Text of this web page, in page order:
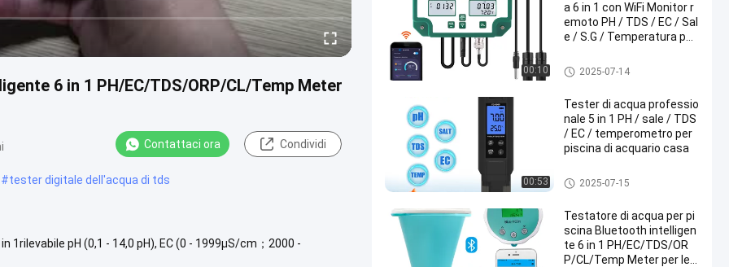
6 in 1 PH/EC/TDS/ORP/CL/Temp Meter
Contattaci ora Condividi
#tester digitale dell'acqua di tds
pH (0,1 - 14,0 pH), EC (0 - 1999μS/cm；2000 -
00:10
a 6 in 1 con WiFi Monitor r
emoto PH / TDS / EC / Sal
e / S.G / Temperatura per
orio
metro di qualità dell'acqua
2025-07-14
00:53
Tester di acqua professio
nale 5 in 1 PH / sale / TDS
/ EC / temperometro per
piscina di acquario casa
metro di qualità dell'acqua
2025-07-15
Testatore di acqua per pi
scina Bluetooth intelligen
te 6 in 1 PH/EC/TDS/OR
P/CL/Temp Meter per le v